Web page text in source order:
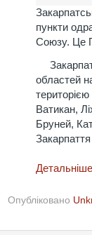
пункти
Союзу. Це
областей
Ватикан,
Бруней,
Детальніше
Опубліковано